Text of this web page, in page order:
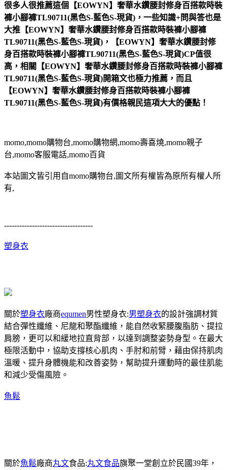
很多人很推薦這個【EOWYN】奢華水鑽腰封修身百搭款時裝
褲小腳褲TL90711(黑色S-藍色S-現貨)，一些知識+問與答也是
大推【EOWYN】奢華水鑽腰封修身百搭款時裝褲小腳褲
TL90711(黑色S-藍色S-現貨)，【EOWYN】奢華水鑽腰封修
身百搭款時裝褲小腳褲TL90711(黑色S-藍色S-現貨)CP值很
高，相關【EOWYN】奢華水鑽腰封修身百搭款時裝褲小腳褲
TL90711(黑色S-藍色S-現貨)開箱文也極力推薦，而且
【EOWYN】奢華水鑽腰封修身百搭款時裝褲小腳褲
TL90711(黑色S-藍色S-現貨)有價格親民這項大大的優點！
momo,momo購物台,momo購物網,momo壽喜燒,momo親子
台,momo客服電話,momo百貨
本站圖文皆引用自momo購物台,圖文所有權皆為原所有權人所
有,
-----------------------------------
塑身衣
關於塑身衣廠商equmen男性塑身衣:男塑身衣的設計強調材質
結合彈性纖維、尼龍和聚酯纖維，能自然收緊腰腹脂肪、提拉
肩膀，更可以和緩地拉直背部，以達到調整姿勢身型。在最大
極限活動中，協助支撐核心肌肉、手肘和前臂，藉由保持肌肉
溫暖、提升身體機能和改善姿勢，幫助提升運動時的最佳肌能
和減少受傷風險。
魚鬆
關於魚鬆廠商丸文食品:丸文食品旗聚一堂創立於民國39年，